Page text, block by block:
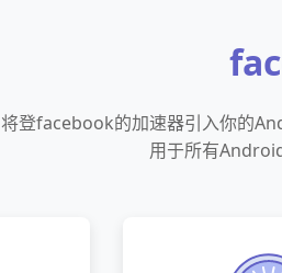
将登facebook的加速器引入你的
用于所有